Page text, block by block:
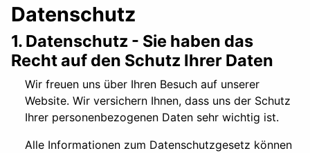
Datenschutz
1. Datenschutz - Sie haben das
Recht auf den Schutz Ihrer Daten
Wir freuen uns über Ihren Besuch auf unserer
Website. Wir versichern Ihnen, dass uns der Schutz
Ihrer personenbezogenen Daten sehr wichtig ist.
Alle Informationen zum Datenschutzgesetz können